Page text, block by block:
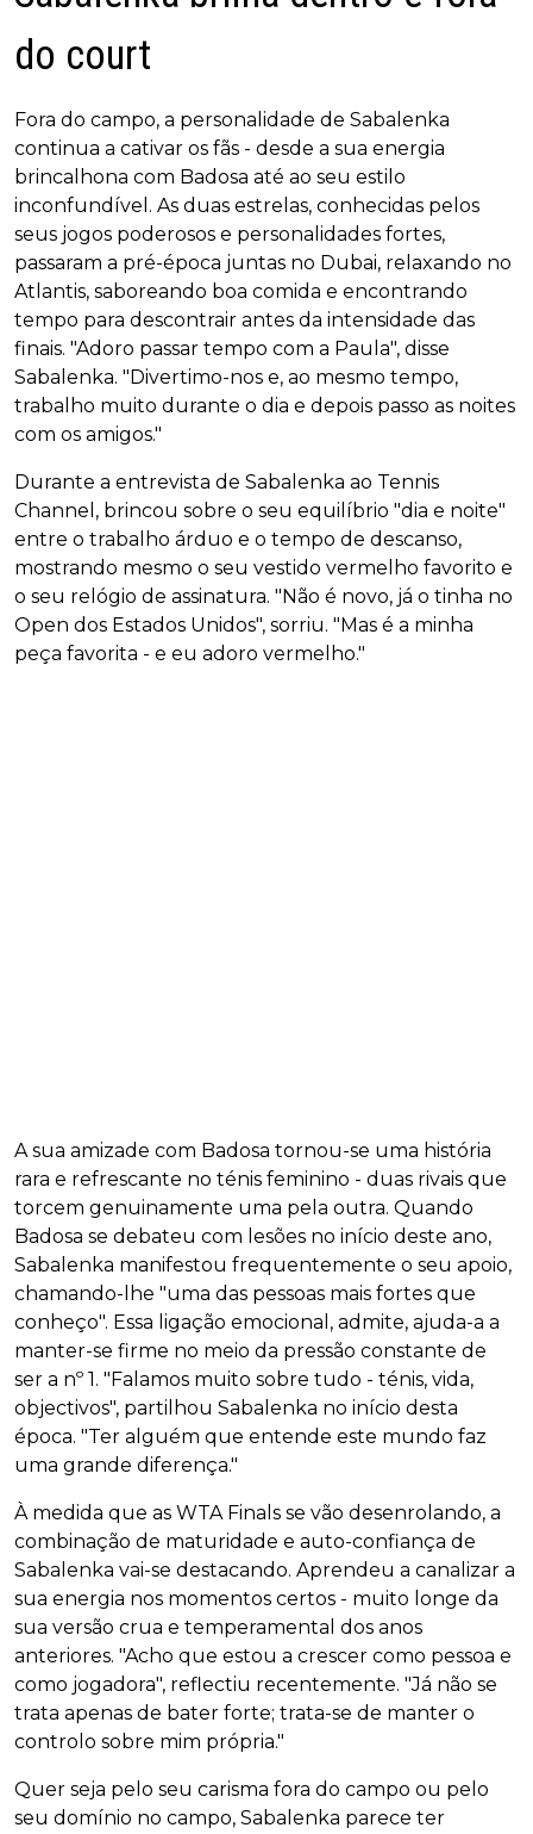
do court
Fora do campo, a personalidade de Sabalenka
continua a cativar os fãs - desde a sua energia
brincalhona com Badosa até ao seu estilo
inconfundível. As duas estrelas, conhecidas pelos
seus jogos poderosos e personalidades fortes,
passaram a pré-época juntas no Dubai, relaxando no
Atlantis, saboreando boa comida e encontrando
tempo para descontrair antes da intensidade das
finais. "Adoro passar tempo com a Paula", disse
Sabalenka. "Divertimo-nos e, ao mesmo tempo,
trabalho muito durante o dia e depois passo as noites
com os amigos."
Durante a entrevista de Sabalenka ao Tennis
Channel, brincou sobre o seu equilíbrio "dia e noite"
entre o trabalho árduo e o tempo de descanso,
mostrando mesmo o seu vestido vermelho favorito e
o seu relógio de assinatura. "Não é novo, já o tinha no
Open dos Estados Unidos", sorriu. "Mas é a minha
peça favorita - e eu adoro vermelho."
A sua amizade com Badosa tornou-se uma história
rara e refrescante no ténis feminino - duas rivais que
torcem genuinamente uma pela outra. Quando
Badosa se debateu com lesões no início deste ano,
Sabalenka manifestou frequentemente o seu apoio,
chamando-lhe "uma das pessoas mais fortes que
conheço". Essa ligação emocional, admite, ajuda-a a
manter-se firme no meio da pressão constante de
ser a nº 1. "Falamos muito sobre tudo - ténis, vida,
objectivos", partilhou Sabalenka no início desta
época. "Ter alguém que entende este mundo faz
uma grande diferença."
À medida que as WTA Finals se vão desenrolando, a
combinação de maturidade e auto-confiança de
Sabalenka vai-se destacando. Aprendeu a canalizar a
sua energia nos momentos certos - muito longe da
sua versão crua e temperamental dos anos
anteriores. "Acho que estou a crescer como pessoa e
como jogadora", reflectiu recentemente. "Já não se
trata apenas de bater forte; trata-se de manter o
controlo sobre mim própria."
Quer seja pelo seu carisma fora do campo ou pelo
seu domínio no campo, Sabalenka parece ter